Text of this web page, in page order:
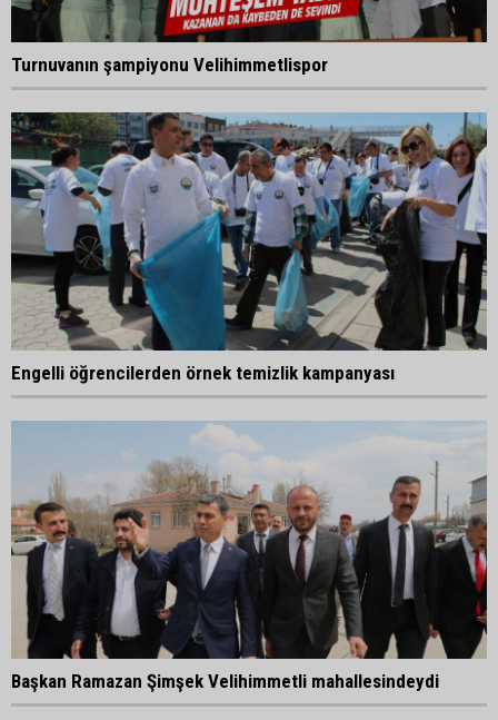
Turnuvanın şampiyonu Velihimmetlispor
Engelli öğrencilerden örnek temizlik kampanyası
Başkan Ramazan Şimşek Velihimmetli mahallesindeydi